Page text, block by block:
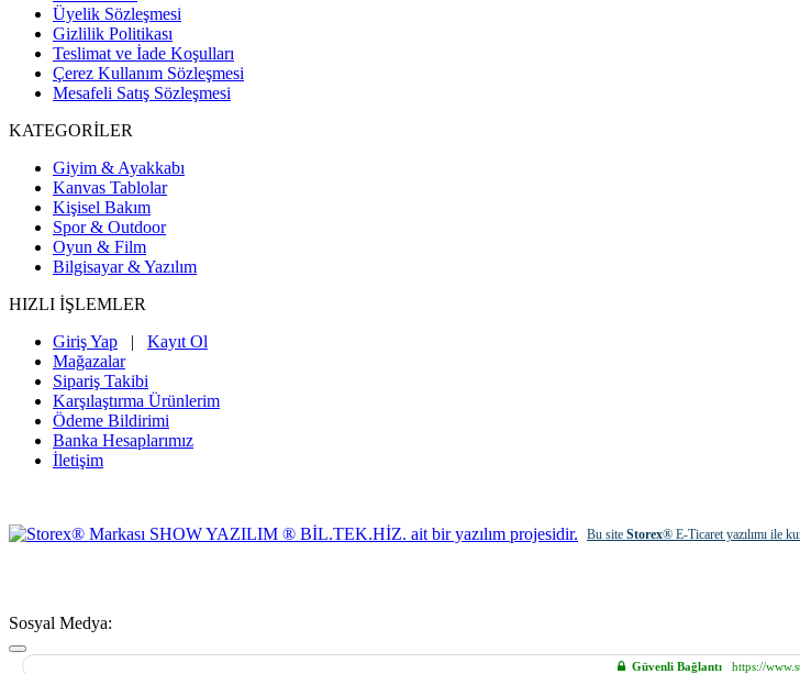
Üyelik Sözleşmesi
Gizlilik Politikası
Teslimat ve İade Koşulları
Çerez Kullanım Sözleşmesi
Mesafeli Satış Sözleşmesi
KATEGORİLER
Giyim & Ayakkabı
Kanvas Tablolar
Kişisel Bakım
Spor & Outdoor
Oyun & Film
Bilgisayar & Yazılım
HIZLI İŞLEMLER
Giriş Yap | Kayıt Ol
Mağazalar
Sipariş Takibi
Karşılaştırma Ürünlerim
Ödeme Bildirimi
Banka Hesaplarımız
İletişim
Bu site Storex® E-Ticaret yazılımı ile
Sosyal Medya:
Güvenli Bağlantıhttps://